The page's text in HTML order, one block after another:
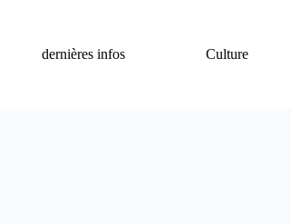
dernières infos
Culture